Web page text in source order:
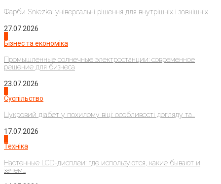
Фарби Sniezka: універсальні рішення для внутрішніх і зовнішніх...
27.07.2026
Бізнес та економіка
Промышленные солнечные электростанции: современное
решение для бизнеса
23.07.2026
Суспільство
Цукровий діабет у похилому віці: особливості догляду та...
17.07.2026
Техніка
Настенные LCD-дисплеи: где используются, какие бывают и
зачем...